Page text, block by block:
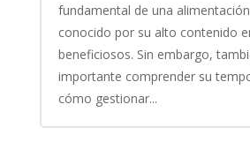
fundamental de una
conocido por su alto contenido
beneficiosos. Sin embargo,
importante comprender su
cómo gestionar...